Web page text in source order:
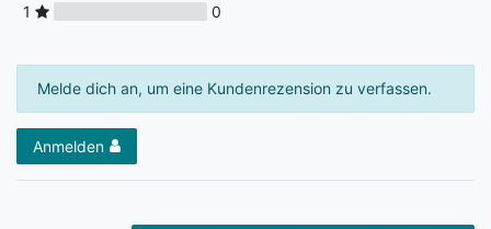
1
0
Melde dich an, um eine Kundenrezension zu verfassen.
Anmelden